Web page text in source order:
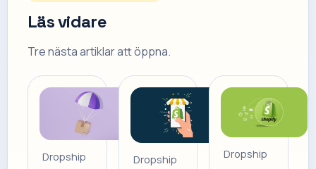
Läs vidare
Tre nästa artiklar att öppna.
Dropship Dropship Dropship